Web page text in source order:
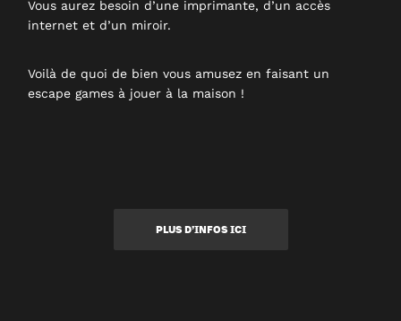
Vous aurez besoin d’une imprimante, d’un accès
internet et d’un miroir.
Voilà de quoi de bien vous amusez en faisant un
escape games à jouer à la maison !
PLUS D’INFOS ICI